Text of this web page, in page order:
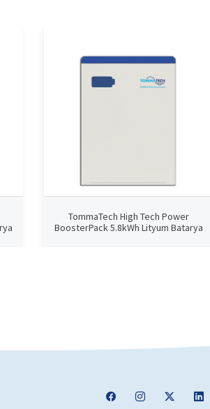
TommaTech High Tech Power
BoosterPack 5.8kWh Lityum Batarya